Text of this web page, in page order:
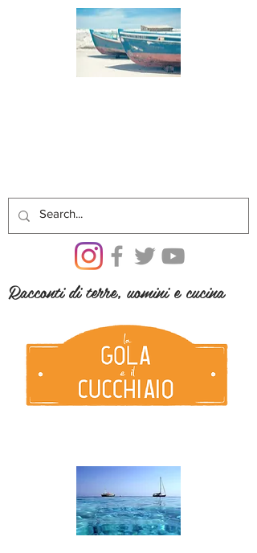
Racconti di terre, uomini e cucina